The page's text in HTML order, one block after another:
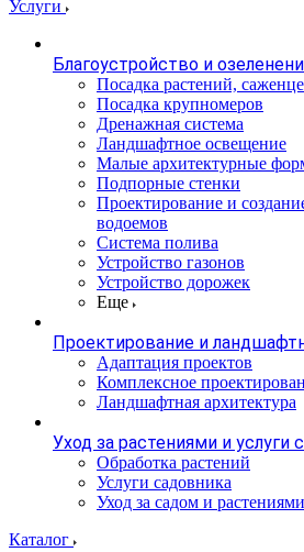
Услуги
Благоустройство и
Посадка растений,
Посадка крупномеров
Дренажная система
Ландшафтное освещение
Малые архитектурные
Подпорные стенки
Проектирование и
водоемов
Система полива
Устройство газонов
Устройство дорожек
Еще
Проектирование и
Адаптация проектов
Комплексное
Ландшафтная архитектура
Уход за растениями и услуги
Обработка растений
Услуги садовника
Уход за садом и растениями
Каталог